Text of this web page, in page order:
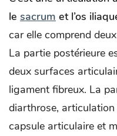
le sacrum et l’os
car elle comprend
La partie postérieure
deux surfaces
ligament fibreux. La
diarthrose,
capsule articulaire et